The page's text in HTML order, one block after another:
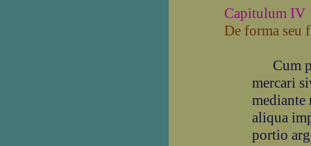
Capitulum IV
De forma seu
Cum
mercari
mediante
aliqua
portio